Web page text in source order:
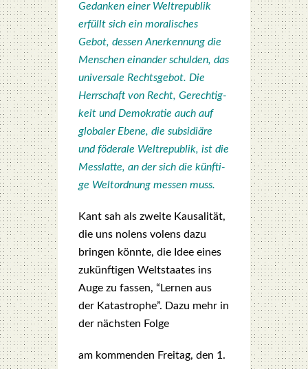
Gedan­ken einer Welt­re­pu­blik
erfüllt sich ein mora­li­sches
Gebot, des­sen Aner­ken­nung die
Men­schen ein­an­der schul­den, das
uni­ver­sa­le Rechts­ge­bot. Die
Herr­schaft von Recht, Gerech­tig­
keit und Demo­kra­tie auch auf
glo­ba­ler Ebe­ne, die sub­si­diä­re
und föde­ra­le Welt­re­pu­blik, ist die
Mess­lat­te, an der sich die künf­ti­
ge Welt­ord­nung mes­sen muss.
Kant sah als zwei­te Kau­sa­li­tät,
die uns nolens volens dazu
brin­gen könn­te, die Idee eines
zukünf­ti­gen Welt­staa­tes ins
Auge zu fas­sen, “Ler­nen aus
der Kata­stro­phe”. Dazu mehr in
der nächs­ten Fol­ge
am kom­men­den Frei­tag, den 1.